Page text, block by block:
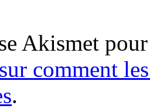
Akismet
comment
.